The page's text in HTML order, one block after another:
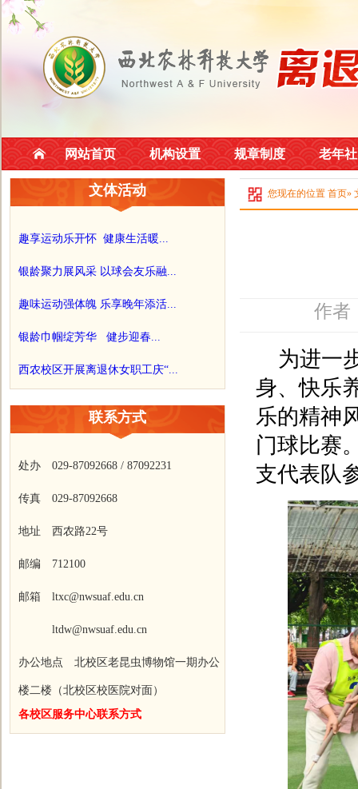
网站首页 机构设置 规章制度 老年
文体活动
趣享运动乐开怀 健康生活暖...
银龄聚力展风采 以球会友乐融...
趣味运动强体魄 乐享晚年添活...
银龄巾帼绽芳华 健步迎春...
西农校区开展离退休女职工庆“...
联系方式
处办 029-87092668 / 87092231
传真 029-87092668
地址 西农路22号
邮编 712100
邮箱 ltxc@nwsuaf.edu.cn
ltdw@nwsuaf.edu.cn
办公地点 北校区老昆虫博物馆一期办公
楼二楼（北校区校医院对面）
各校区服务中心联系方式
您现在的位置 首页»
作
为进一
身、快乐
乐的精神
门球比赛
支代表队